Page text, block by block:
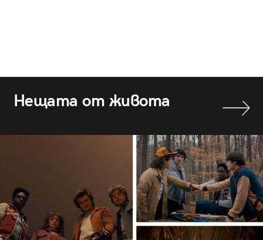
Нещата от живота